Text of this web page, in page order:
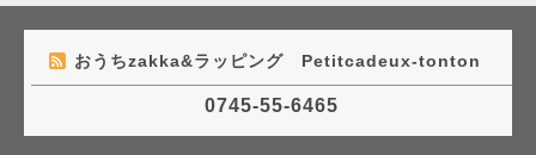
おうちzakka&ラッピング Petitcadeux-tonton
0745-55-6465